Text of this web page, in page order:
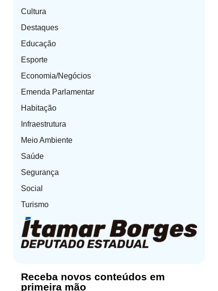
Cultura
Destaques
Educação
Esporte
Economia/Negócios
Emenda Parlamentar
Habitação
Infraestrutura
Meio Ambiente
Saúde
Segurança
Social
Turismo
Receba novos conteúdos em
primeira mão